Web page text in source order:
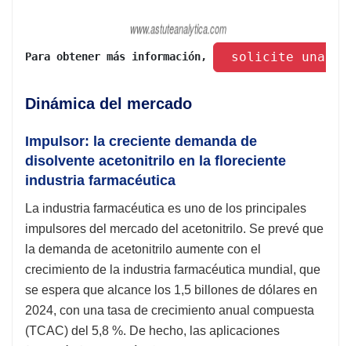
Para obtener más información, solicite una
Dinámica del mercado
Impulsor: la creciente demanda de
disolvente acetonitrilo en la floreciente
industria farmacéutica
La industria farmacéutica es uno de los principales
impulsores del mercado del acetonitrilo. Se prevé que
la demanda de acetonitrilo aumente con el
crecimiento de la industria farmacéutica mundial, que
se espera que alcance los 1,5 billones de dólares en
2024, con una tasa de crecimiento anual compuesta
(TCAC) del 5,8 %. De hecho, las aplicaciones